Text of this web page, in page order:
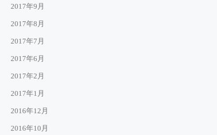
2017年9月
2017年8月
2017年7月
2017年6月
2017年2月
2017年1月
2016年12月
2016年10月